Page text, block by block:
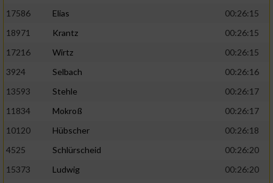
17586
Elias
00:26:15
18971
Krantz
00:26:15
17216
Wirtz
00:26:15
3924
Selbach
00:26:16
13593
Stehle
00:26:17
11834
Mokroß
00:26:17
10120
Hübscher
00:26:18
4525
Schlürscheid
00:26:20
15373
Ludwig
00:26:20